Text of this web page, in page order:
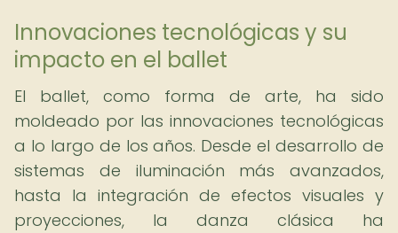
Innovaciones tecnológicas y su
impacto en el ballet
El ballet, como forma de arte, ha sido
moldeado por las innovaciones tecnológicas
a lo largo de los años. Desde el desarrollo de
sistemas de iluminación más avanzados,
hasta la integración de efectos visuales y
proyecciones, la danza clásica ha